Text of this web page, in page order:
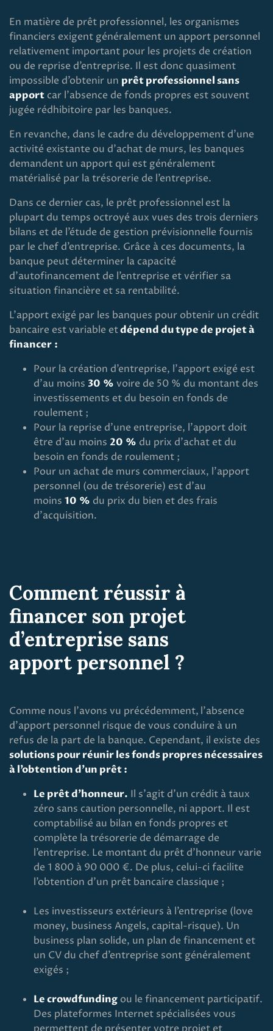
En matière de prêt professionnel, les organismes
financiers exigent généralement un apport personnel
relativement important pour les projets de création
ou de reprise d’entreprise. Il est donc quasiment
impossible d’obtenir un prêt professionnel sans
apport car l’absence de fonds propres est souvent
jugée rédhibitoire par les banques.
En revanche, dans le cadre du développement d’une
activité existante ou d’achat de murs, les banques
demandent un apport qui est généralement
matérialisé par la trésorerie de l’entreprise.
Dans ce dernier cas, le prêt professionnel est la
plupart du temps octroyé aux vues des trois derniers
bilans et de l’étude de gestion prévisionnelle fournis
par le chef d’entreprise. Grâce à ces documents, la
banque peut déterminer la capacité
d’autofinancement de l’entreprise et vérifier sa
situation financière et sa rentabilité.
L’apport exigé par les banques pour obtenir un crédit
bancaire est variable etdépend du type de projet à
financer :
Pour la création d’entreprise, l’apport exigé est
d’au moins 30 % voire de 50 % du montant des
investissements et du besoin en fonds de
roulement ;
Pour la reprise d’une entreprise, l’apport doit
être d’au moins 20 % du prix d’achat et du
besoin en fonds de roulement ;
Pour un achat de murs commerciaux, l’apport
personnel (ou de trésorerie) est d’au
moins 10 % du prix du bien et des frais
d’acquisition.
Comment réussir à
financer son projet
d’entreprise sans
apport personnel ?
Comme nous l’avons vu précédemment, l’absence
d’apport personnel risque de vous conduire à un
refus de la part de la banque. Cependant, il existe des
solutions pour réunir les fonds propres nécessaires
à l’obtention d’un prêt :
Le prêt d’honneur. Il s'agit d'un crédit à taux
zéro sans caution personnelle, ni apport. Il est
comptabilisé au bilan en fonds propres et
complète la trésorerie de démarrage de
l’entreprise. Le montant du prêt d’honneur varie
de 1 800 à 90 000 €. De plus, celui-ci facilite
l’obtention d’un prêt bancaire classique ;
Les investisseurs extérieurs à l’entreprise (love
money, business Angels, capital-risque). Un
business plan solide, un plan de financement et
un CV du chef d’entreprise sont généralement
exigés ;
Le crowdfunding ou le financement participatif.
Des plateformes Internet spécialisées vous